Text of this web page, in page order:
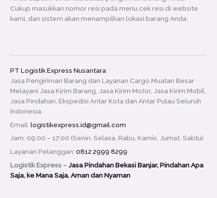
Cukup masukkan nomor resi pada menu cek resi di website
kami, dan sistem akan menampilkan lokasi barang Anda.
PT Logistik Express Nusantara
Jasa Pengiriman Barang dan Layanan Cargo Muatan Besar
Melayani Jasa Kirim Barang, Jasa Kirim Motor, Jasa Kirim Mobil,
Jasa Pindahan, Ekspedisi Antar Kota dan Antar Pulau Seluruh
Indonesia.
Email:logistikexpress.id@gmail.com
Jam: 09:00 – 17:00 (Senin, Selasa, Rabu, Kamis, Jumat, Sabtu)
Layanan Pelanggan:0812 2999 8299
Logistik Express –Jasa Pindahan Bekasi Banjar, Pindahan Apa
Saja, ke Mana Saja, Aman dan Nyaman